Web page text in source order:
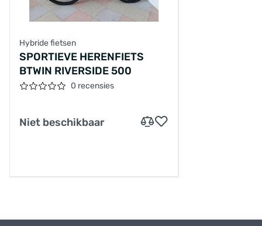
Hybride fietsen
SPORTIEVE HERENFIETS
BTWIN RIVERSIDE 500
0 recensies
Niet beschikbaar